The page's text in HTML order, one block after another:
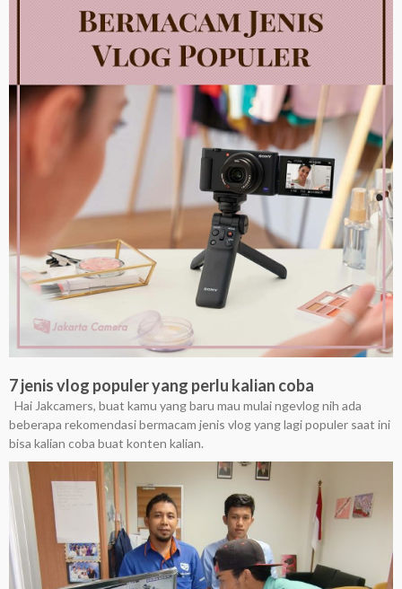
7 jenis vlog populer yang perlu kalian coba
Hai Jakcamers, buat kamu yang baru mau mulai ngevlog nih ada
beberapa rekomendasi bermacam jenis vlog yang lagi populer saat ini
bisa kalian coba buat konten kalian.